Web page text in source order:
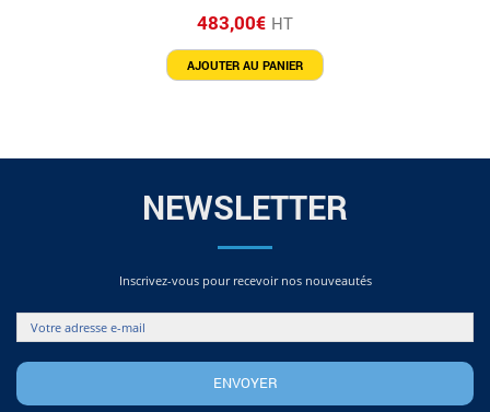
483,00€ HT
AJOUTER AU PANIER
NEWSLETTER
Inscrivez-vous pour recevoir nos nouveautés